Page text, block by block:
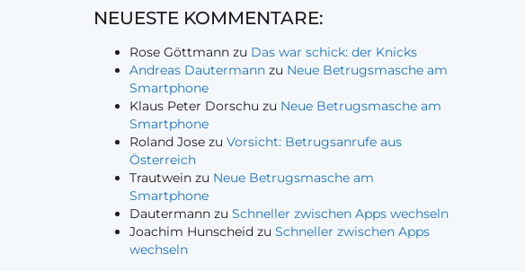
NEUESTE KOMMENTARE:
Rose Göttmann zu Das war schick: der Knicks
Andreas Dautermann zu Neue Betrugsmasche am
Smartphone
Klaus Peter Dorschu zu Neue Betrugsmasche am
Smartphone
Roland Jose zuVorsicht: Betrugsanrufe aus
Österreich
Trautwein zu Neue Betrugsmasche am
Smartphone
Dautermann zuSchneller zwischen Apps wechseln
Joachim Hunscheid zuSchneller zwischen Apps
wechseln